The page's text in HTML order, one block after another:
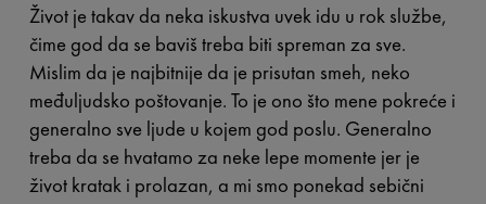
Život je takav da neka iskustva uvek idu u rok službe,
čime god da se baviš treba biti spreman za sve.
Mislim da je najbitnije da je prisutan smeh, neko
međuljudsko poštovanje. To je ono što mene pokreće i
generalno sve ljude u kojem god poslu. Generalno
treba da se hvatamo za neke lepe momente jer je
život kratak i prolazan, a mi smo ponekad sebični